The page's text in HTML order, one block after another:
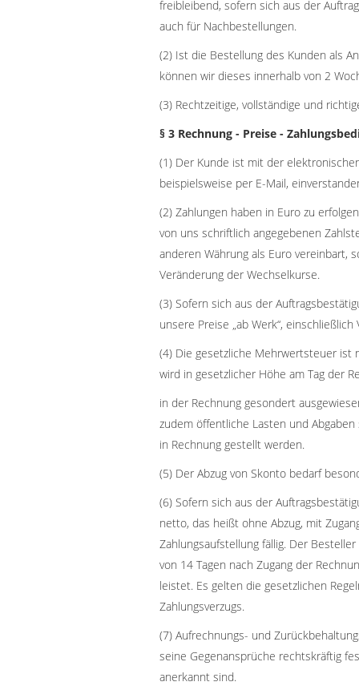
freibleibend, sofern sich aus der
auch für Nachbestellungen.
(2) Ist die Bestellung des Kunden als
können wir dieses innerhalb von 2
(3) Rechtzeitige, vollständige und
§ 3 Rechnung - Preise -
(1) Der Kunde ist mit der
beispielsweise per E-Mail,
(2) Zahlungen haben in Euro zu
von uns schriftlich angegebenen
anderen Währung als Euro vereinbart,
Veränderung der Wechselkurse.
(3) Sofern sich aus der
unsere Preise „ab Werk“, einschließlich
(4) Die gesetzliche Mehrwertsteuer ist
wird in gesetzlicher Höhe am Tag der
in der Rechnung gesondert
zudem öffentliche Lasten und
in Rechnung gestellt werden.
(5) Der Abzug von Skonto bedarf
(6) Sofern sich aus der
netto, das heißt ohne Abzug, mit
Zahlungsaufstellung fällig. Der
von 14 Tagen nach Zugang der
leistet. Es gelten die gesetzlichen
Zahlungsverzugs.
(7) Aufrechnungs- und
seine Gegenansprüche rechtskräftig
anerkannt sind.